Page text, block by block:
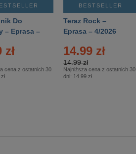
Do
– Eprasa –
zł
cena z ostatnich 30
BESTSELLER
Teraz Rock –
Eprasa – 4/2026
14.99 zł
14.99 zł
Najniższa cena z ostatnich 30
dni: 14.99 zł